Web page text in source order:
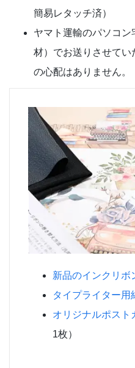
簡易レタッチ済）
ヤマト運輸のパソコ
材）でお送りさせて
の心配はありません。
新品のインクリボ
タイプライター用
オリジナルポスト
1枚）